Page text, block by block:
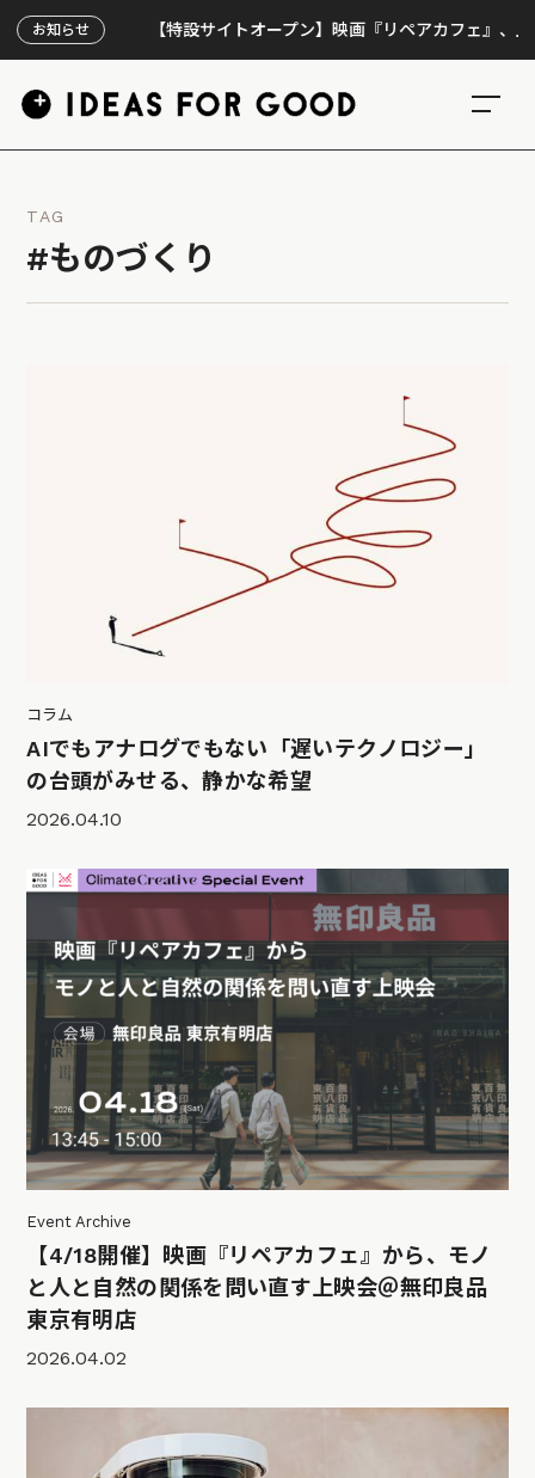
お知らせ【特設サイトオープン】映画『リペアカフェ』、上映300回
TAG
#ものづくり
コラム
AIでもアナログでもない「遅いテクノロジー」
の台頭がみせる、静かな希望
2026.04.10
Event Archive
【4/18開催】映画『リペアカフェ』から、モノ
と人と自然の関係を問い直す上映会＠無印良品
東京有明店
2026.04.02